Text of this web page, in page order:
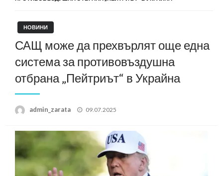
НОВИНИ
САЩ може да прехвърлят още една
система за противовъздушна
отбрана „Пейтриът“ в Украйна
admin_zarata
Posted
09.07.2025